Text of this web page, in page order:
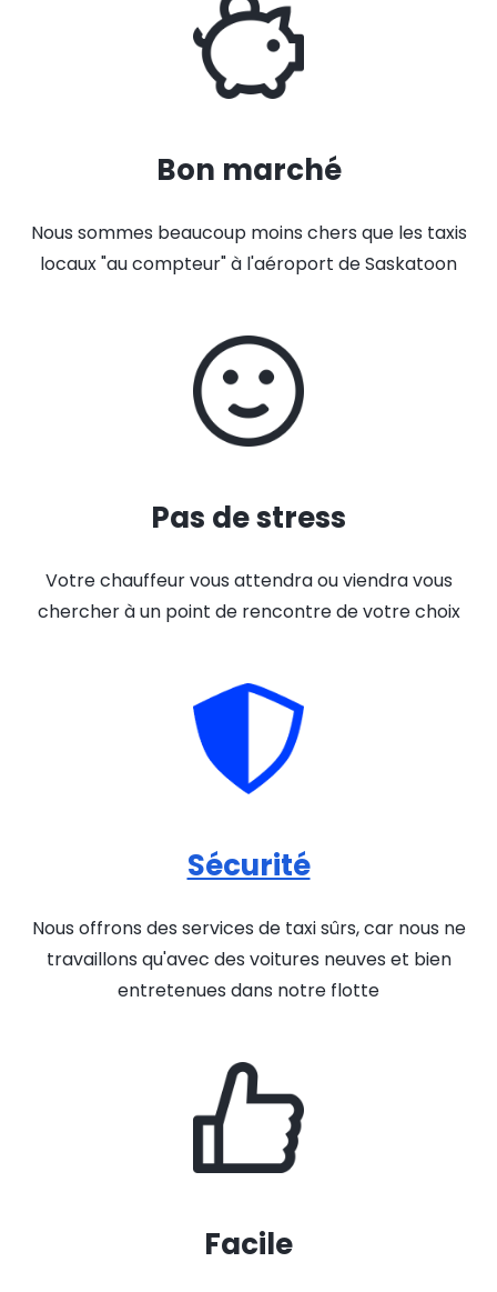
Bon marché
Nous sommes beaucoup moins chers que les taxis
locaux "au compteur" à l'aéroport de Saskatoon
Pas de stress
Votre chauffeur vous attendra ou viendra vous
chercher à un point de rencontre de votre choix
Sécurité
Nous offrons des services de taxi sûrs, car nous ne
travaillons qu'avec des voitures neuves et bien
entretenues dans notre flotte
Facile